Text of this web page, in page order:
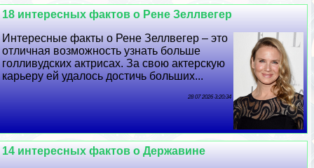
18 интересных фактов о Рене Зеллвегер
Интересные факты о Рене Зеллвегер – это
отличная возможность узнать больше
голливудских актрисах. За свою актерскую
карьеру ей удалось достичь больших...
28 07 2026 3:20:34
14 интересных фактов о Державине